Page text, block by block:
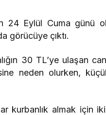
24 Eylül Cuma
görücüye çıktı.
30 TL’ye ulaşan
neden olurken,
kurbanlık almak için